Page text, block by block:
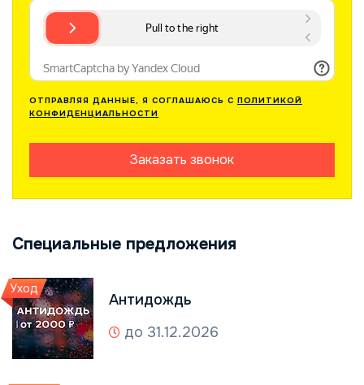
ОТПРАВЛЯЯ ДАННЫЕ, Я СОГЛАШАЮСЬ С ПОЛИТИКОЙ
КОНФИДЕНЦИАЛЬНОСТИ
Заказать звонок
Специальные предложения
Уход
Антидождь
до 31.12.2026